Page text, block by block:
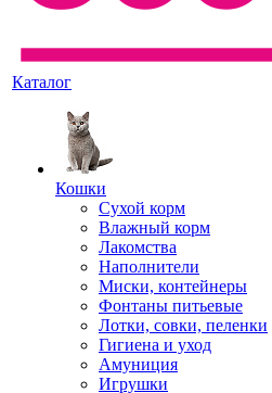
Каталог
Кошки
Сухой корм
Влажный корм
Лакомства
Наполнители
Миски, контейнеры
Фонтаны питьевые
Лотки, совки, пеленки
Гигиена и уход
Амуниция
Игрушки